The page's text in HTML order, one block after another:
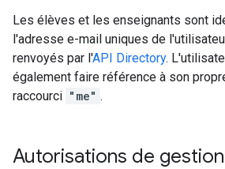
Les élèves et les enseignants sont
l'adresse e-mail uniques de
renvoyés par l'API Directory.
également faire référence à son
raccourci "me" .
Autorisations de